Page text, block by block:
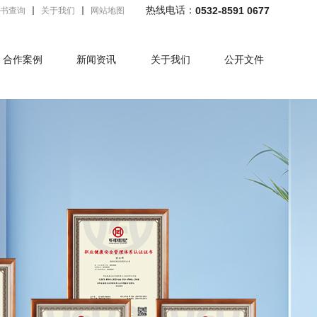
热线电话： 0532-8591 0677
查询 关于我们 网站地图
合作案例 新闻资讯 关于我们 公开文件